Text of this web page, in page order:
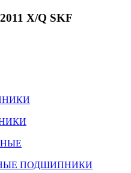
X/Q SKF
ПОДШИПНИКИ